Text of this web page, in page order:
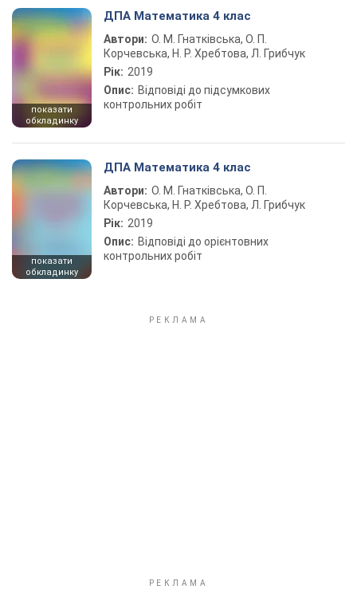
показати
обкладинку
ДПА Математика 4 клас
Автори: О. М. Гнатківська, О. П.
Корчевська, Н. Р. Хребтова, Л. Грибчук
Рік: 2019
Опис: Відповіді до підсумкових
контрольних робіт
показати
обкладинку
ДПА Математика 4 клас
Автори: О. М. Гнатківська, О. П.
Корчевська, Н. Р. Хребтова, Л. Грибчук
Рік: 2019
Опис: Відповіді до орієнтовних
контрольних робіт